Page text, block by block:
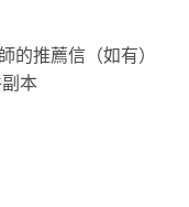
推薦信（如有）
本